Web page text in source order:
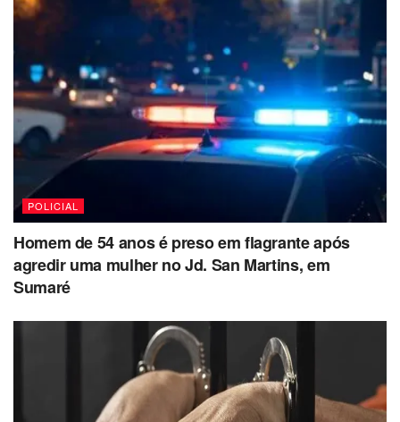
POLICIAL
Homem de 54 anos é preso em flagrante após
agredir uma mulher no Jd. San Martins, em
Sumaré